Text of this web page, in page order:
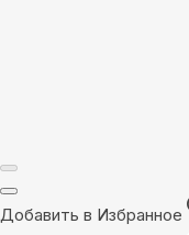
Добавить в Избранное